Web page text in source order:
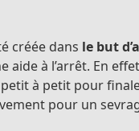
créée dans le but
à l’arrêt. En
à petit pour
pour un